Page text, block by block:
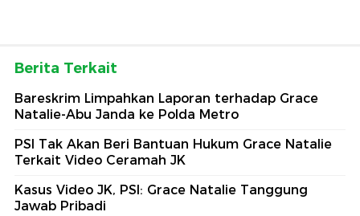
Berita Terkait
Bareskrim Limpahkan Laporan terhadap Grace
Natalie-Abu Janda ke Polda Metro
PSI Tak Akan Beri Bantuan Hukum Grace Natalie
Terkait Video Ceramah JK
Kasus Video JK, PSI: Grace Natalie Tanggung
Jawab Pribadi